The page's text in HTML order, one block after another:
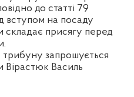
до статті 79
вступом на посаду
складає присягу перед
запрошується
Вірастюк Василь